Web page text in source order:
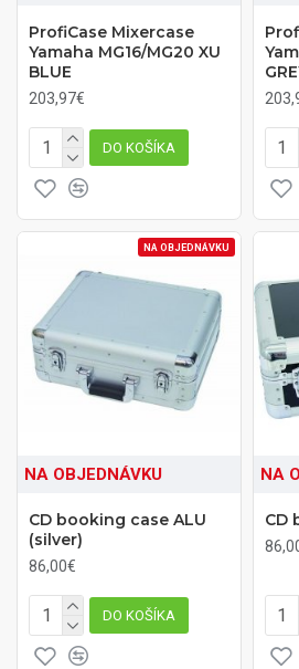
ProfiCase Mixercase
Yamaha MG16/MG20 XU
BLUE
203,97€
DO KOŠÍKA
NA OBJEDNÁVKU
NA OBJEDNÁVKU
CD booking case ALU
(silver)
86,00€
DO KOŠÍKA
NA
CD